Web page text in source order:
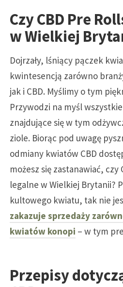
Czy CBD Pre
w Wielkiej
Dojrzały, lśniący pączek
kwintesencją zarówno
jak i CBD. Myślimy o tym
Przywodzi na myśl
znajdujące się w tym
ziole. Biorąc pod uwagę
odmiany kwiatów CBD
możesz się zastanawiać, czy
legalne w Wielkiej Brytanii?
kultowego kwiatu, tak nie
zakazuje sprzedaży
kwiatów konopi – w tym
Przepisy